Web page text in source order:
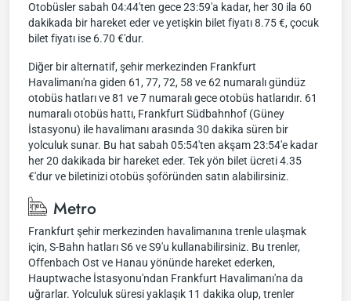
Otobüsler sabah 04:44'ten gece 23:59'a kadar, her 30 ila 60
dakikada bir hareket eder ve yetişkin bilet fiyatı 8.75 €, çocuk
bilet fiyatı ise 6.70 €'dur.
Diğer bir alternatif, şehir merkezinden Frankfurt
Havalimanı'na giden 61, 77, 72, 58 ve 62 numaralı gündüz
otobüs hatları ve 81 ve 7 numaralı gece otobüs hatlarıdır. 61
numaralı otobüs hattı, Frankfurt Südbahnhof (Güney
İstasyonu) ile havalimanı arasında 30 dakika süren bir
yolculuk sunar. Bu hat sabah 05:54'ten akşam 23:54'e kadar
her 20 dakikada bir hareket eder. Tek yön bilet ücreti 4.35
€'dur ve biletinizi otobüs şoföründen satın alabilirsiniz.
Metro
Frankfurt şehir merkezinden havalimanına trenle ulaşmak
için, S-Bahn hatları S6 ve S9'u kullanabilirsiniz. Bu trenler,
Offenbach Ost ve Hanau yönünde hareket ederken,
Hauptwache İstasyonu'ndan Frankfurt Havalimanı'na da
uğrarlar. Yolculuk süresi yaklaşık 11 dakika olup, trenler